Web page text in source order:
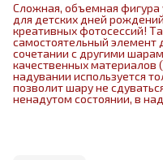
Сложная, объемная
для детских дней
креативных фотосессий!
самостоятельный элемент
сочетании с другими
качественных материалов
надувании используется
позволит шару не
ненадутом состоянии, в